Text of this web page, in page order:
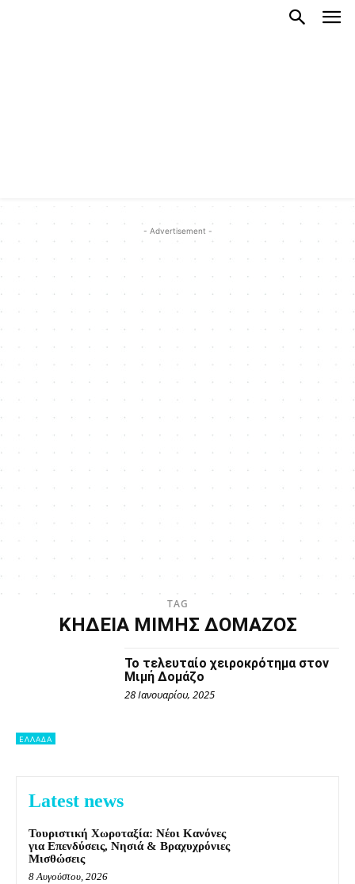
- Advertisement -
TAG
ΚΗΔΕΙΑ ΜΙΜΗΣ ΔΟΜΑΖΟΣ
ΕΛΛΑΔΑ
Το τελευταίο χειροκρότημα στον
Μιμή Δομάζο
28 Ιανουαρίου, 2025
Latest news
Τουριστική Χωροταξία: Νέοι Κανόνες
για Επενδύσεις, Νησιά & Βραχυχρόνιες
Μισθώσεις
8 Αυγούστου, 2026